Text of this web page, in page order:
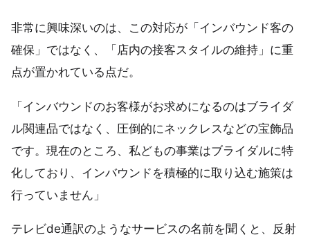
非常に興味深いのは、この対応が「インバウンド客の
確保」ではなく、「店内の接客スタイルの維持」に重
点が置かれている点だ。
「インバウンドのお客様がお求めになるのはブライダ
ル関連品ではなく、圧倒的にネックレスなどの宝飾品
です。現在のところ、私どもの事業はブライダルに特
化しており、インバウンドを積極的に取り込む施策は
行っていません」
テレビde通訳のようなサービスの名前を聞くと、反射